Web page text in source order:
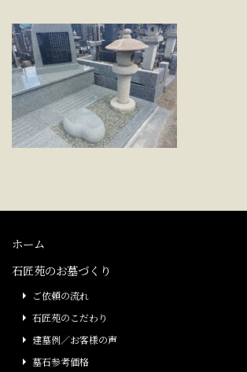
ホーム
石匠苑のお墓づくり
ご依頼の流れ
石匠苑のこだわり
建墓例／お客様の声
墓石参考価格